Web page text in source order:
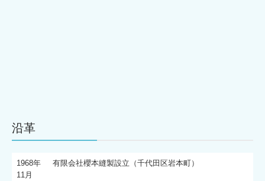
沿革
1968年
11月
有限会社櫻本縫製設立（千代田区岩本町）